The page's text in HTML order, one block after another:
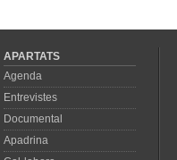
APARTATS
Agenda
Entrevistes
Documental
Apadrina